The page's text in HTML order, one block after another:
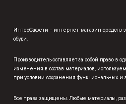
ИнтерСафети – интернет-магазин средств
обуви.
Производитель оставляет за собой право в
изменения в состав материалов,
при условии сохранения функциональных и
Все права защищены. Любые материалы,